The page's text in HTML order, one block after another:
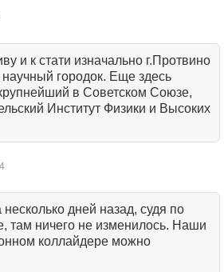
и к стати изначально г.Протвино
городок. Еще здесь
в Советском Союзе,
Институт Физики и Высоких
дней назад, судя по
ничего не изменилось. Наши
коллайдере можно